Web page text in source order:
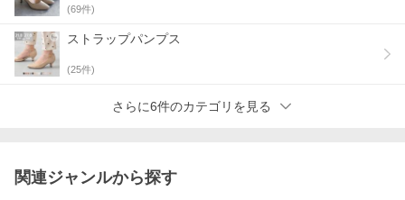
(69件)
ストラップパンプス
(25件)
さらに6件のカテゴリを見る
関連ジャンルから探す